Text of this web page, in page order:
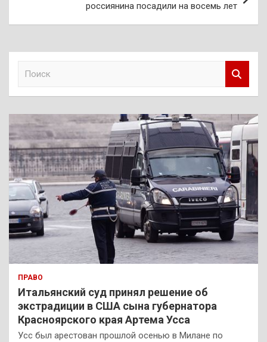
россиянина посадили на восемь лет
к
ПРАВО
Итальянский суд принял решение об
экстрадиции в США сына губернатора
Красноярского края Артема Усса
Усс был арестован прошлой осенью в Милане по